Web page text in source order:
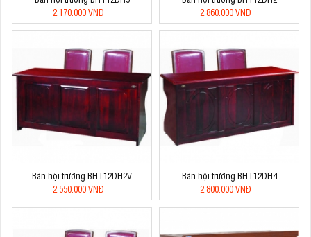
2.170.000 VNĐ
2.860.000 VNĐ
Bàn hội trường BHT12DH2V
2.550.000 VNĐ
Bàn hội trường BHT12DH4
2.800.000 VNĐ